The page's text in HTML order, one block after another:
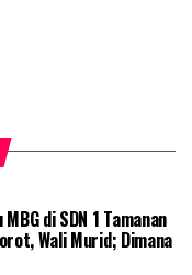
di SDN 1 Tamanan
Wali Murid; Dimana